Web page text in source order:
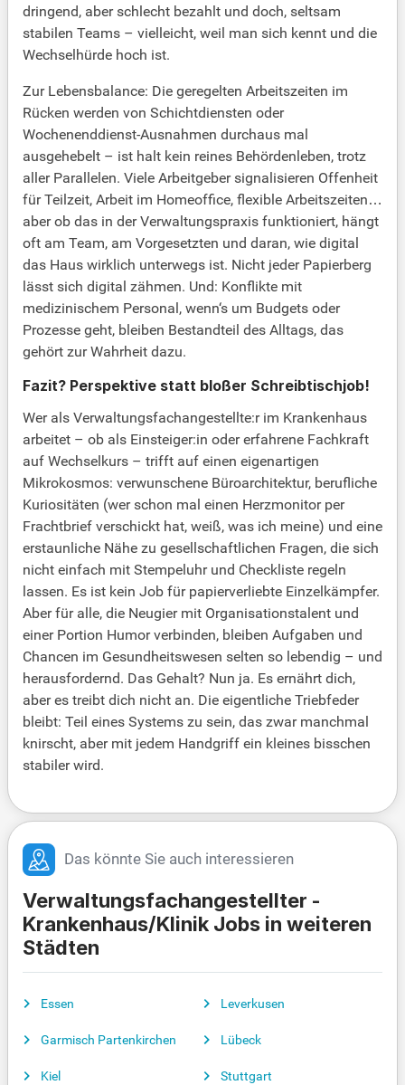
dringend, aber schlecht bezahlt und doch, seltsam
stabilen Teams – vielleicht, weil man sich kennt und die
Wechselhürde hoch ist.
Zur Lebensbalance: Die geregelten Arbeitszeiten im
Rücken werden von Schichtdiensten oder
Wochenenddienst-Ausnahmen durchaus mal
ausgehebelt – ist halt kein reines Behördenleben, trotz
aller Parallelen. Viele Arbeitgeber signalisieren Offenheit
für Teilzeit, Arbeit im Homeoffice, flexible Arbeitszeiten…
aber ob das in der Verwaltungspraxis funktioniert, hängt
oft am Team, am Vorgesetzten und daran, wie digital
das Haus wirklich unterwegs ist. Nicht jeder Papierberg
lässt sich digital zähmen. Und: Konflikte mit
medizinischem Personal, wenn‘s um Budgets oder
Prozesse geht, bleiben Bestandteil des Alltags, das
gehört zur Wahrheit dazu.
Fazit? Perspektive statt bloßer Schreibtischjob!
Wer als Verwaltungsfachangestellte:r im Krankenhaus
arbeitet – ob als Einsteiger:in oder erfahrene Fachkraft
auf Wechselkurs – trifft auf einen eigenartigen
Mikrokosmos: verwunschene Büroarchitektur, berufliche
Kuriositäten (wer schon mal einen Herzmonitor per
Frachtbrief verschickt hat, weiß, was ich meine) und eine
erstaunliche Nähe zu gesellschaftlichen Fragen, die sich
nicht einfach mit Stempeluhr und Checkliste regeln
lassen. Es ist kein Job für papierverliebte Einzelkämpfer.
Aber für alle, die Neugier mit Organisationstalent und
einer Portion Humor verbinden, bleiben Aufgaben und
Chancen im Gesundheitswesen selten so lebendig – und
herausfordernd. Das Gehalt? Nun ja. Es ernährt dich,
aber es treibt dich nicht an. Die eigentliche Triebfeder
bleibt: Teil eines Systems zu sein, das zwar manchmal
knirscht, aber mit jedem Handgriff ein kleines bisschen
stabiler wird.
Das könnte Sie auch interessieren
Verwaltungsfachangestellter -
Krankenhaus/Klinik Jobs in weiteren
Städten
Essen
Garmisch Partenkirchen
Kiel
Leverkusen
Lübeck
Stuttgart